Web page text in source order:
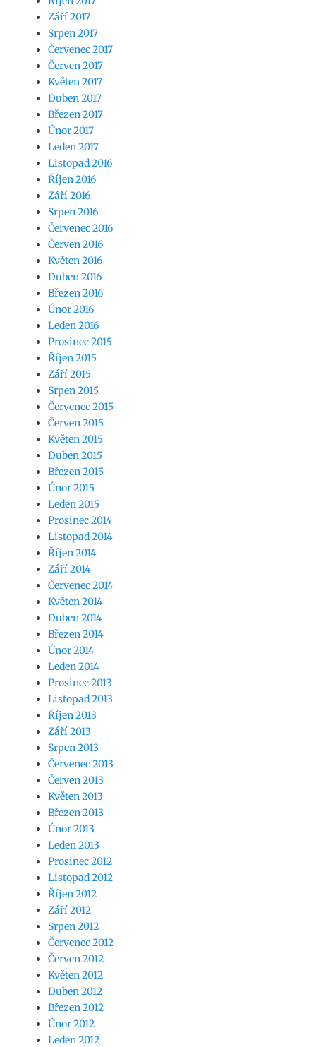
Září 2017
Srpen 2017
Červenec 2017
Červen 2017
Květen 2017
Duben 2017
Březen 2017
Únor 2017
Leden 2017
Listopad 2016
Říjen 2016
Září 2016
Srpen 2016
Červenec 2016
Červen 2016
Květen 2016
Duben 2016
Březen 2016
Únor 2016
Leden 2016
Prosinec 2015
Říjen 2015
Září 2015
Srpen 2015
Červenec 2015
Červen 2015
Květen 2015
Duben 2015
Březen 2015
Únor 2015
Leden 2015
Prosinec 2014
Listopad 2014
Říjen 2014
Září 2014
Červenec 2014
Květen 2014
Duben 2014
Březen 2014
Únor 2014
Leden 2014
Prosinec 2013
Listopad 2013
Říjen 2013
Září 2013
Srpen 2013
Červenec 2013
Červen 2013
Květen 2013
Březen 2013
Únor 2013
Leden 2013
Prosinec 2012
Listopad 2012
Říjen 2012
Září 2012
Srpen 2012
Červenec 2012
Červen 2012
Květen 2012
Duben 2012
Březen 2012
Únor 2012
Leden 2012